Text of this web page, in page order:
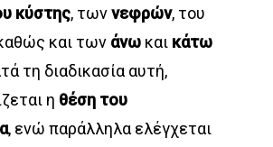
κύστης, τωννεφρών, του
και των άνω και κάτω
τη διαδικασία αυτή,
η θέση του
, ενώ παράλληλα ελέγχεται